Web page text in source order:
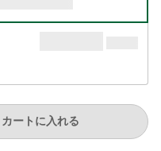
カートに入れる